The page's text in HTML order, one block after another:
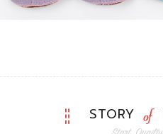
STORY